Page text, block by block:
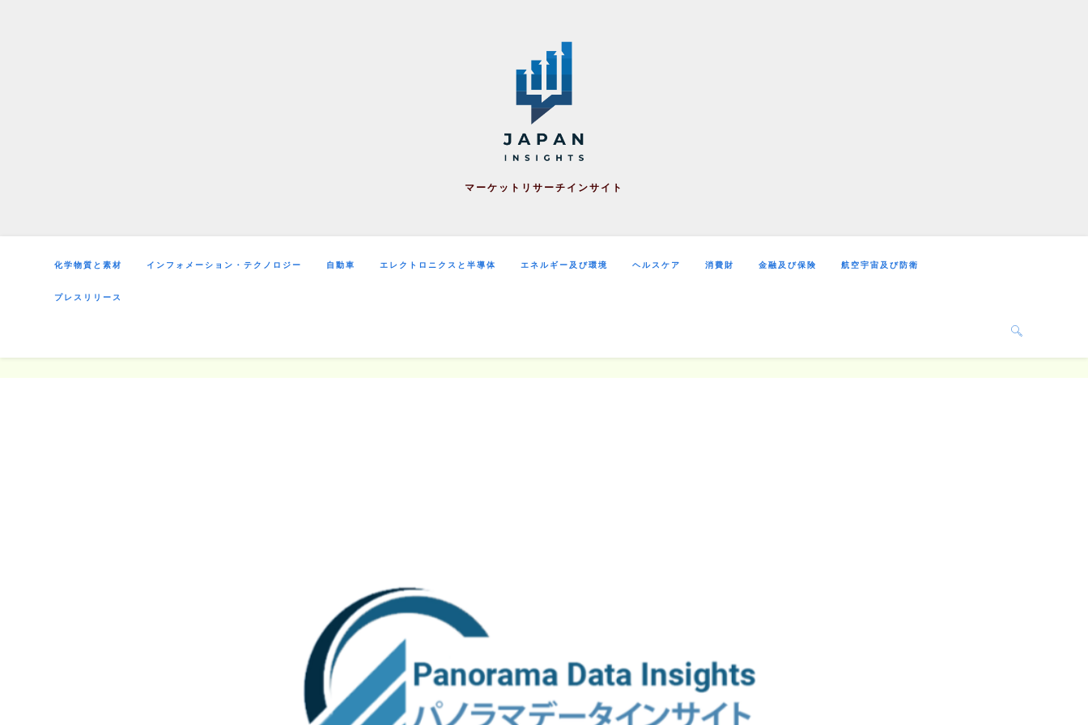
マーケットリサーチインサイト
化学物質と素材 インフォメーション・テクノロジー 自動車 エレクトロニクスと半導体 エネルギー及び環境 ヘルスケア 消費財 金融及び保険 航空宇宙及び防衛
プレスリリース